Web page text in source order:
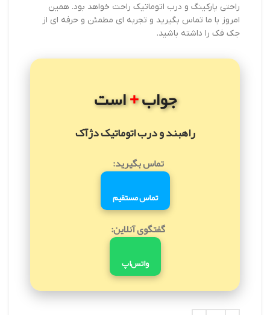
راحتی پارکینگ و درب اتوماتیک راحت خواهد بود. همین
امروز با ما تماس بگیرید و تجربه ای مطمئن و حرفه ای از
جک فک را داشته باشید.
جواب+است
راهبند و درب اتوماتیک دژآک
تماس بگیرید:
تماس مستقیم
گفتگوی آنلاین:
واتس‌اپ